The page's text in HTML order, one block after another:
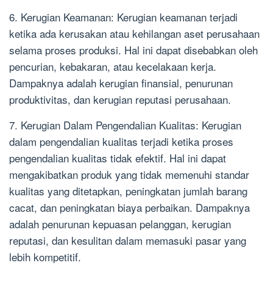
6. Kerugian Keamanan: Kerugian keamanan terjadi
ketika ada kerusakan atau kehilangan aset perusahaan
selama proses produksi. Hal ini dapat disebabkan oleh
pencurian, kebakaran, atau kecelakaan kerja.
Dampaknya adalah kerugian finansial, penurunan
produktivitas, dan kerugian reputasi perusahaan.
7. Kerugian Dalam Pengendalian Kualitas: Kerugian
dalam pengendalian kualitas terjadi ketika proses
pengendalian kualitas tidak efektif. Hal ini dapat
mengakibatkan produk yang tidak memenuhi standar
kualitas yang ditetapkan, peningkatan jumlah barang
cacat, dan peningkatan biaya perbaikan. Dampaknya
adalah penurunan kepuasan pelanggan, kerugian
reputasi, dan kesulitan dalam memasuki pasar yang
lebih kompetitif.